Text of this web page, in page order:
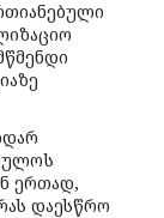
ერთად,
დაესწრო